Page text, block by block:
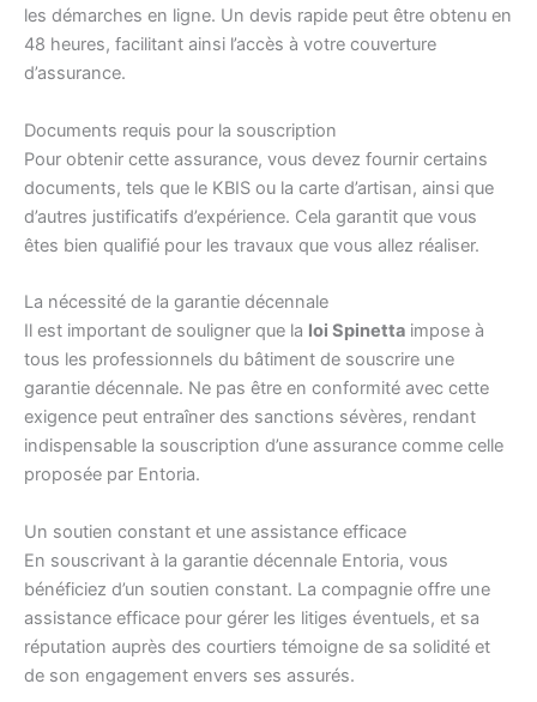
les démarches en ligne. Un devis rapide peut être obtenu en
48 heures, facilitant ainsi l’accès à votre couverture
d’assurance.
Documents requis pour la souscription
Pour obtenir cette assurance, vous devez fournir certains
documents, tels que le KBIS ou la carte d’artisan, ainsi que
d’autres justificatifs d’expérience. Cela garantit que vous
êtes bien qualifié pour les travaux que vous allez réaliser.
La nécessité de la garantie décennale
Il est important de souligner que la loi Spinetta impose à
tous les professionnels du bâtiment de souscrire une
garantie décennale. Ne pas être en conformité avec cette
exigence peut entraîner des sanctions sévères, rendant
indispensable la souscription d’une assurance comme celle
proposée par Entoria.
Un soutien constant et une assistance efficace
En souscrivant à la garantie décennale Entoria, vous
bénéficiez d’un soutien constant. La compagnie offre une
assistance efficace pour gérer les litiges éventuels, et sa
réputation auprès des courtiers témoigne de sa solidité et
de son engagement envers ses assurés.